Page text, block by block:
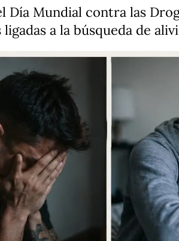
Día Mundial contra las
ligadas a la búsqueda de